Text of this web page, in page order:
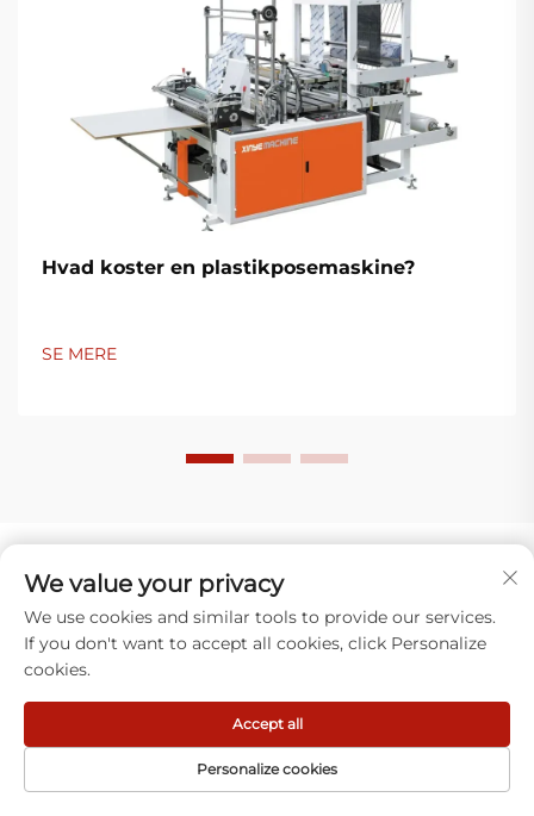
Hvad koster en plastikposemaskine?
SE MERE
Hvad vores kunder siger
Luca Moretti
We value your privacy
We use cookies and similar tools to provide our services.
If you don't want to accept all cookies, click Personalize
cookies.
Personalize cookies
Accept all